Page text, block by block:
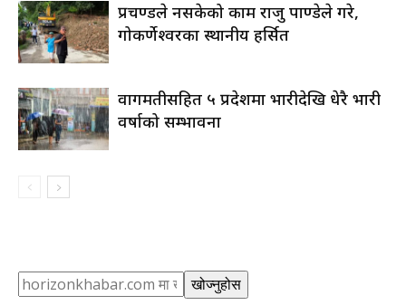
प्रचण्डले नसकेको काम राजु पाण्डेले गरे,
गोकर्णेश्वरका स्थानीय हर्सित
वागमतीसहित ५ प्रदेशमा भारीदेखि धेरै भारी
वर्षाको सम्भावना
Search खोज्नुहोस